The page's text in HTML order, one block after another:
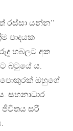
යන්න’’
පාදයක
හබලට අත
බටුයේ ය.
පොකුරක් ඔහුගේ
සහනාධාර
සරි